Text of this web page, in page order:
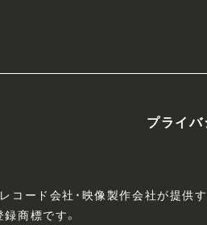
プライ
コード会社・映像製作会社が提供
商標です。